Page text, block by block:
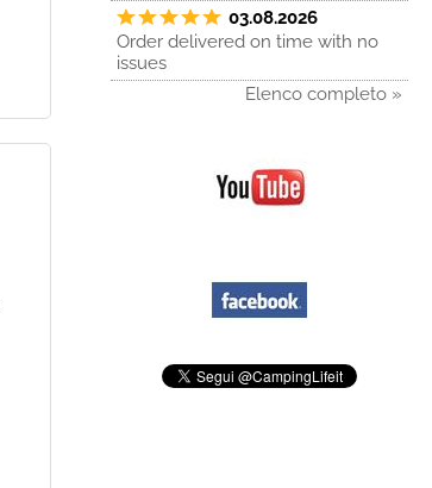
03.08.2026
Order delivered on time with no
issues
Elenco completo »